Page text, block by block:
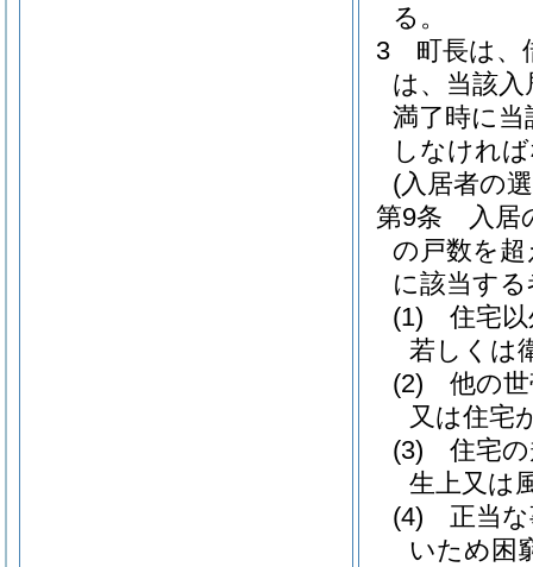
る。
3
町長は、
は、当該
満了時に
しなけれ
(入居者の
第9条
入居
の戸数を
に該当す
(1)
住宅
若しくは
(2)
他の
又は住宅
(3)
住宅
生上又は
(4)
正当
いため困